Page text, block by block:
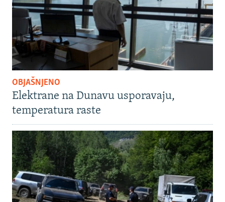
OBJAŠNJENO
Elektrane na Dunavu usporavaju,
temperatura raste